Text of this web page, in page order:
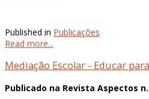
Published in Publicações
Read more...
Mediação Escolar - Educar
Publicado na Revista Aspectos